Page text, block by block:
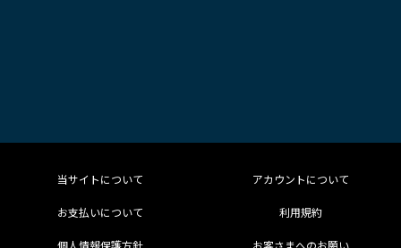
当サイトについて アカウントについて
お支払いについて 利用規約